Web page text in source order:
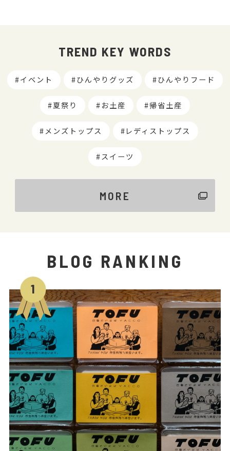
TREND KEY WORDS
イベント ひんやりグッズ ひんやりフード
夏祭り お土産 帰省土産
メンズトップス レディストップス
スイーツ
MORE
BLOG RANKING